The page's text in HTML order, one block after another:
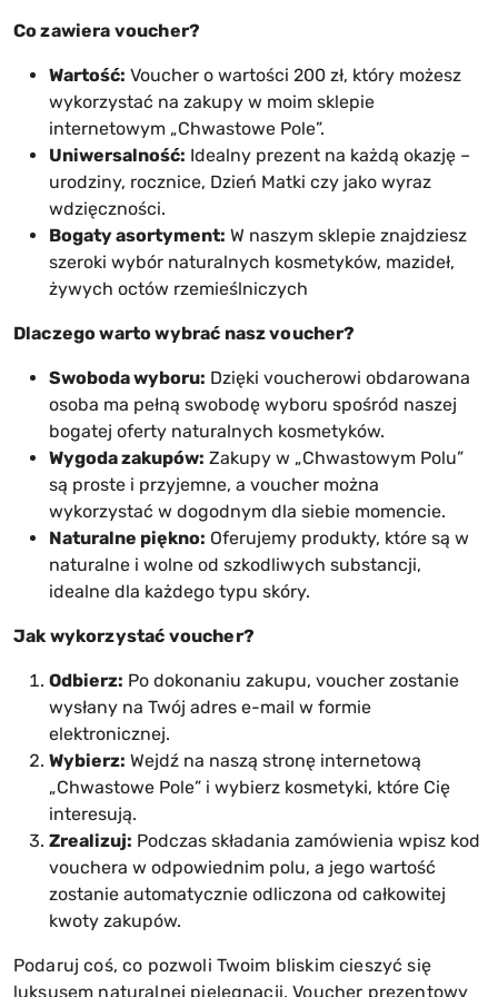
Co zawiera voucher?
Wartość: Voucher o wartości 200 zł, który możesz
wykorzystać na zakupy w moim sklepie
internetowym „Chwastowe Pole”.
Uniwersalność: Idealny prezent na każdą okazję –
urodziny, rocznice, Dzień Matki czy jako wyraz
wdzięczności.
Bogaty asortyment: W naszym sklepie znajdziesz
szeroki wybór naturalnych kosmetyków, mazideł,
żywych octów rzemieślniczych
Dlaczego warto wybrać nasz voucher?
Swoboda wyboru: Dzięki voucherowi obdarowana
osoba ma pełną swobodę wyboru spośród naszej
bogatej oferty naturalnych kosmetyków.
Wygoda zakupów: Zakupy w „Chwastowym Polu”
są proste i przyjemne, a voucher można
wykorzystać w dogodnym dla siebie momencie.
Naturalne piękno: Oferujemy produkty, które są w
naturalne i wolne od szkodliwych substancji,
idealne dla każdego typu skóry.
Jak wykorzystać voucher?
Odbierz: Po dokonaniu zakupu, voucher zostanie
wysłany na Twój adres e-mail w formie
elektronicznej.
Wybierz: Wejdź na naszą stronę internetową
„Chwastowe Pole” i wybierz kosmetyki, które Cię
interesują.
Zrealizuj: Podczas składania zamówienia wpisz kod
vouchera w odpowiednim polu, a jego wartość
zostanie automatycznie odliczona od całkowitej
kwoty zakupów.
Podaruj coś, co pozwoli Twoim bliskim cieszyć się
luksusem naturalnej pielęgnacji. Voucher prezentowy